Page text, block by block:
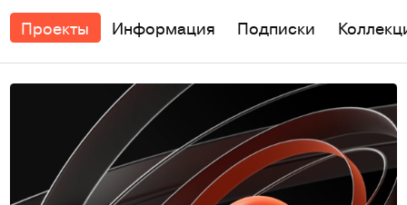
Проекты Информация Подписки